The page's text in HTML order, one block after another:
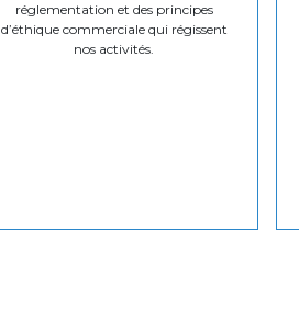
réglementation et des principes
d’éthique commerciale qui régissent
nos activités.